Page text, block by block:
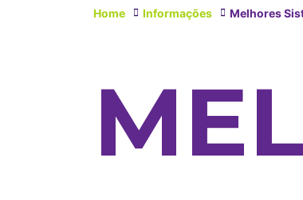
Home Informações Melhores